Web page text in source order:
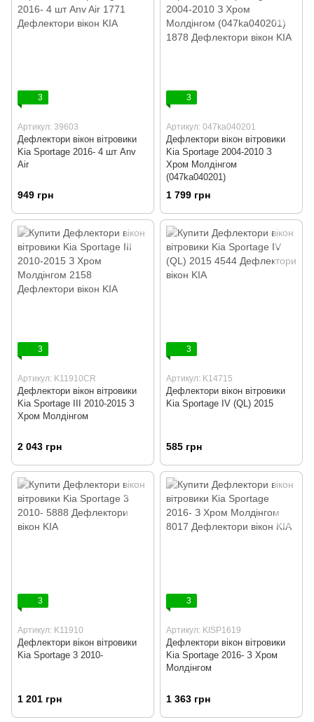
3
Артикул: 39603
Дефлектори вікон вітровики
Kia Sportage 2016- 4 шт Anv
Air
949 грн
3
Артикул: 047ka040201
Дефлектори вікон вітровики
Kia Sportage 2004-2010 З
Хром Молдінгом
(047ka040201)
1 799 грн
3
Артикул: K11910CR
Дефлектори вікон вітровики
Kia Sportage III 2010-2015 З
Хром Молдінгом
2 043 грн
3
Артикул: K14715
Дефлектори вікон вітровики
Kia Sportage IV (QL) 2015
585 грн
3
Артикул: K11910
Дефлектори вікон вітровики
Kia Sportage 3 2010-
1 201 грн
3
Артикул: KISP1619
Дефлектори вікон вітровики
Kia Sportage 2016- З Хром
Молдінгом
1 363 грн